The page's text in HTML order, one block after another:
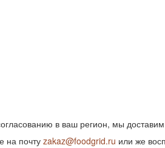
в ваш регион, мы
на почту zakaz@foodgrid.ru или же